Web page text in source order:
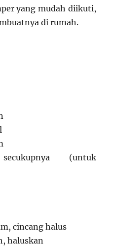
yang mudah diikuti,
di rumah.
(untuk
cincang halus
haluskan